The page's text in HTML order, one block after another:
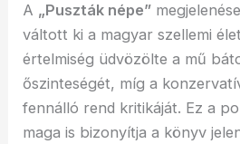
A „Puszták népe”
váltott ki a magyar szellemi
értelmiség üdvözölte a mű
őszinteségét, míg a
fennálló rend kritikáját. Ez a
maga is bizonyítja a könyv